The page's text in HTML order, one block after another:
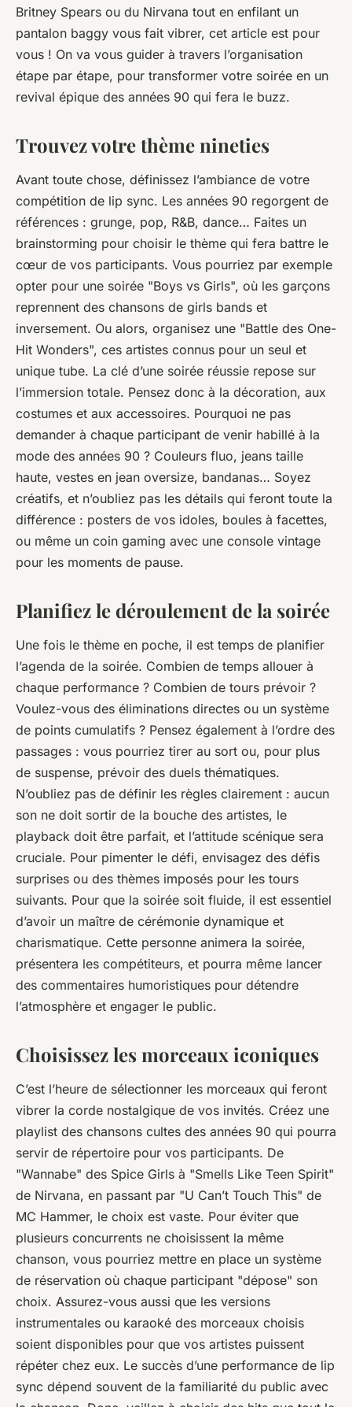
Britney Spears ou du Nirvana tout en enfilant un
pantalon baggy vous fait vibrer, cet article est pour
vous ! On va vous guider à travers l’organisation
étape par étape, pour transformer votre soirée en un
revival épique des années 90 qui fera le buzz.
Trouvez votre thème nineties
Avant toute chose, définissez l’ambiance de votre
compétition de lip sync. Les années 90 regorgent de
références : grunge, pop, R&B, dance… Faites un
brainstorming pour choisir le thème qui fera battre le
cœur de vos participants. Vous pourriez par exemple
opter pour une soirée "Boys vs Girls", où les garçons
reprennent des chansons de girls bands et
inversement. Ou alors, organisez une "Battle des One-
Hit Wonders", ces artistes connus pour un seul et
unique tube. La clé d’une soirée réussie repose sur
l’immersion totale. Pensez donc à la décoration, aux
costumes et aux accessoires. Pourquoi ne pas
demander à chaque participant de venir habillé à la
mode des années 90 ? Couleurs fluo, jeans taille
haute, vestes en jean oversize, bandanas… Soyez
créatifs, et n’oubliez pas les détails qui feront toute la
différence : posters de vos idoles, boules à facettes,
ou même un coin gaming avec une console vintage
pour les moments de pause.
Planifiez le déroulement de la soirée
Une fois le thème en poche, il est temps de planifier
l’agenda de la soirée. Combien de temps allouer à
chaque performance ? Combien de tours prévoir ?
Voulez-vous des éliminations directes ou un système
de points cumulatifs ? Pensez également à l’ordre des
passages : vous pourriez tirer au sort ou, pour plus
de suspense, prévoir des duels thématiques.
N’oubliez pas de définir les règles clairement : aucun
son ne doit sortir de la bouche des artistes, le
playback doit être parfait, et l’attitude scénique sera
cruciale. Pour pimenter le défi, envisagez des défis
surprises ou des thèmes imposés pour les tours
suivants. Pour que la soirée soit fluide, il est essentiel
d’avoir un maître de cérémonie dynamique et
charismatique. Cette personne animera la soirée,
présentera les compétiteurs, et pourra même lancer
des commentaires humoristiques pour détendre
l’atmosphère et engager le public.
Choisissez les morceaux iconiques
C’est l’heure de sélectionner les morceaux qui feront
vibrer la corde nostalgique de vos invités. Créez une
playlist des chansons cultes des années 90 qui pourra
servir de répertoire pour vos participants. De
"Wannabe" des Spice Girls à "Smells Like Teen Spirit"
de Nirvana, en passant par "U Can’t Touch This" de
MC Hammer, le choix est vaste. Pour éviter que
plusieurs concurrents ne choisissent la même
chanson, vous pourriez mettre en place un système
de réservation où chaque participant "dépose" son
choix. Assurez-vous aussi que les versions
instrumentales ou karaoké des morceaux choisis
soient disponibles pour que vos artistes puissent
répéter chez eux. Le succès d’une performance de lip
sync dépend souvent de la familiarité du public avec